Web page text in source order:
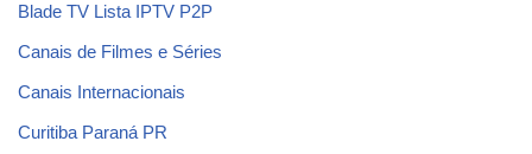
Blade TV Lista IPTV P2P
Canais de Filmes e Séries
Canais Internacionais
Curitiba Paraná PR